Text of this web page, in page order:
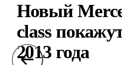
Новый
class
2013 года